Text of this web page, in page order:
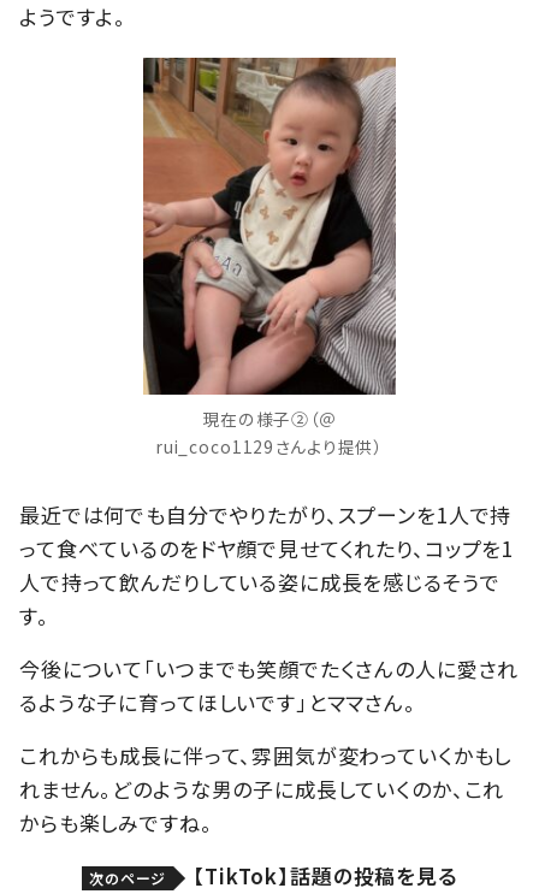
ようですよ。
現在の様子②（＠
rui_coco1129さんより提供）
最近では何でも自分でやりたがり、スプーンを1人で持
って食べているのをドヤ顔で見せてくれたり、コップを1
人で持って飲んだりしている姿に成長を感じるそうで
す。
今後について「いつまでも笑顔でたくさんの人に愛され
るような子に育ってほしいです」とママさん。
これからも成長に伴って、雰囲気が変わっていくかもし
れません。どのような男の子に成長していくのか、これ
からも楽しみですね。
次のページ 【TikTok】話題の投稿を見る